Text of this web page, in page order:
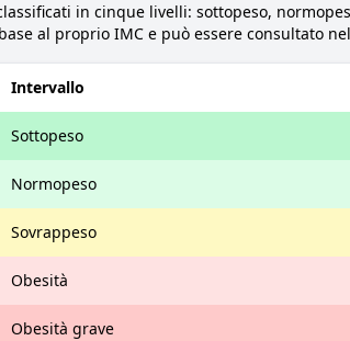
in cinque livelli: sottopeso,
al proprio IMC e può essere consultato
Intervallo
Sottopeso
Normopeso
Sovrappeso
Obesità
Obesità grave